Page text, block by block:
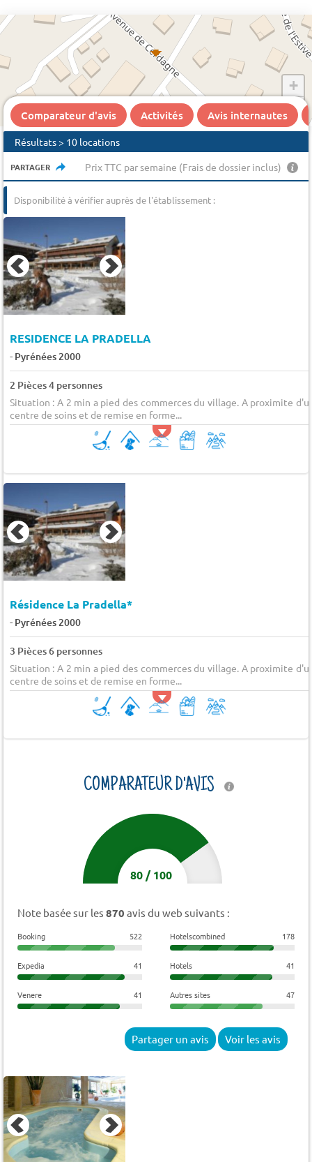
+
−
Comparateur d'avis Activités Avis internautes
Résultats > 10 locations
PARTAGER Prix TTC par semaine (Frais de dossier inclus)
Disponibilité à vérifier auprès de l'établissement :
RESIDENCE LA PRADELLA
- Pyrénées 2000
2 Pièces 4 personnes
Situation : A 2 min a pied des commerces du village. A proximite
centre de soins et de remise en forme...
Résidence La Pradella*
- Pyrénées 2000
3 Pièces 6 personnes
Situation : A 2 min a pied des commerces du village. A proximite
centre de soins et de remise en forme...
COMPARATEUR D'AVIS
80/100
Note basée sur les 870 avis du web suivants :
Booking 522 Hotelscombined 178
Expedia 41 Hotels 41
Venere 41 Autres sites 47
Partager un avis Voir les avis